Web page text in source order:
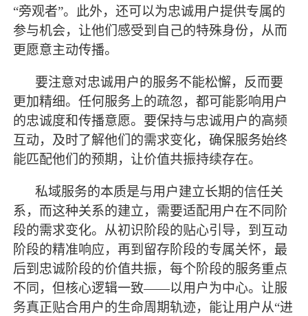
“旁观者”。此外，还可以为忠诚用户提供专属的
参与机会，让他们感受到自己的特殊身份，从而
更愿意主动传播。
要注意对忠诚用户的服务不能松懈，反而要
更加精细。任何服务上的疏忽，都可能影响用户
的忠诚度和传播意愿。要保持与忠诚用户的高频
互动，及时了解他们的需求变化，确保服务始终
能匹配他们的预期，让价值共振持续存在。
私域服务的本质是与用户建立长期的信任关
系，而这种关系的建立，需要适配用户在不同阶
段的需求变化。从初识阶段的贴心引导，到互动
阶段的精准响应，再到留存阶段的专属关怀， 最
后到忠诚阶段的价值共振，每个阶段的服务重点
不同，但核心逻辑一致——以用户为中心。让服
务真正贴合用户的生命周期轨迹，能让用户从“进